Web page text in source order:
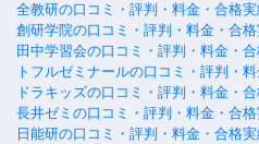
全教研の口コミ・評判・料金・合格
創研学院の口コミ・評判・料金・合
田中学習会の口コミ・評判・料金・
トフルゼミナールの口コミ・評判・
ドラキッズの口コミ・評判・料金・
長井ゼミの口コミ・評判・料金・合
日能研の口コミ・評判・料金・合格